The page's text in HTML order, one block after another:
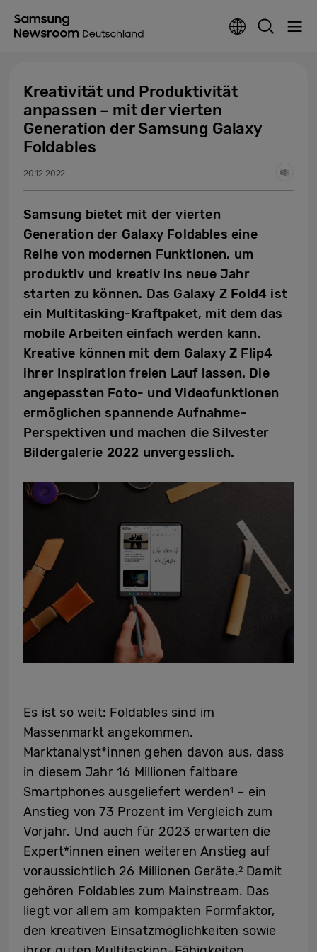
Kreativität und Produktivität
anpassen – mit der vierten
Generation der Samsung Galaxy
Foldables
20.12.2022
Samsung bietet mit der vierten
Generation der Galaxy Foldables eine
Reihe von modernen Funktionen, um
produktiv und kreativ ins neue Jahr
starten zu können. Das Galaxy Z Fold4 ist
ein Multitasking-Kraftpaket, mit dem das
mobile Arbeiten einfach werden kann.
Kreative können mit dem Galaxy Z Flip4
ihrer Inspiration freien Lauf lassen. Die
angepassten Foto- und Videofunktionen
ermöglichen spannende Aufnahme-
Perspektiven und machen die Silvester
Bildergalerie 2022 unvergesslich.
Es ist so weit: Foldables sind im
Massenmarkt angekommen.
Marktanalyst*innen gehen davon aus, dass
in diesem Jahr 16 Millionen faltbare
Smartphones ausgeliefert werden1 – ein
Anstieg von 73 Prozent im Vergleich zum
Vorjahr. Und auch für 2023 erwarten die
Expert*innen einen weiteren Anstieg auf
voraussichtlich 26 Millionen Geräte.2Damit
gehören Foldables zum Mainstream. Das
liegt vor allem am kompakten Formfaktor,
den kreativen Einsatzmöglichkeiten sowie